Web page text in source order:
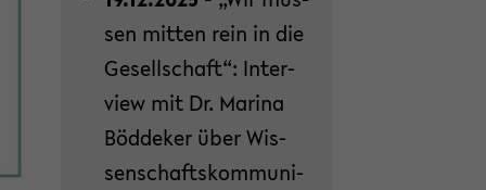
sen mit­ten rein in die
Ge­sell­schaft“: In­ter­
view mit Dr. Ma­ri­na
Böd­de­ker über Wis­
sen­schafts­kom­mu­ni­